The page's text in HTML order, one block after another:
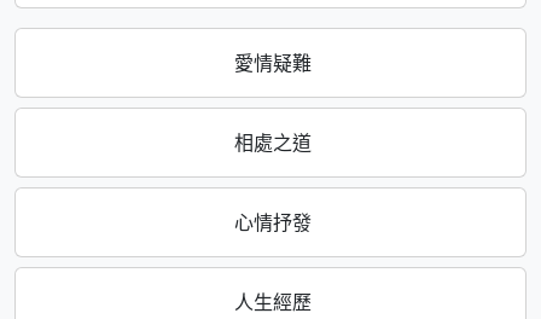
愛情疑難
相處之道
心情抒發
人生經歷